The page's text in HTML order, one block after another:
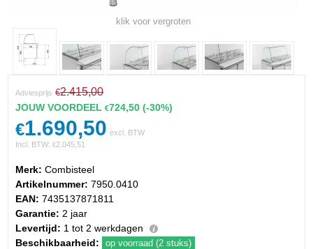
klik voor vergroten
Adviesprijs €2.415,00
JOUW VOORDEEL€724,50 (-30%)
€1.690,50 excl. BTW
Incl. BTW:€2.045,51
Merk: Combisteel
Artikelnummer: 7950.0410
EAN: 7435137871811
Garantie: 2 jaar
Levertijd: 1 tot 2 werkdagen
Beschikbaarheid:
op voorraad (2 stuks)